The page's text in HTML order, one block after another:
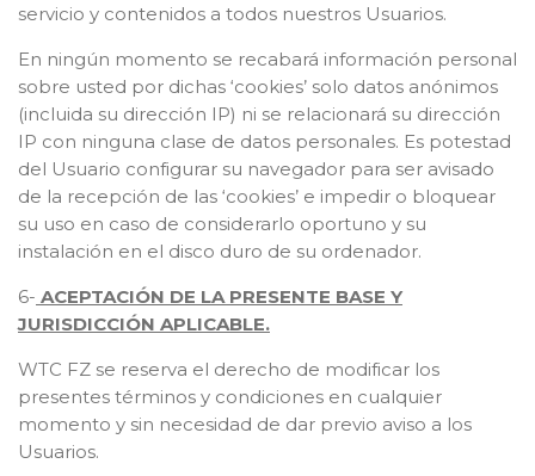
servicio y contenidos a todos nuestros Usuarios.
En ningún momento se recabará información personal
sobre usted por dichas ‘cookies’ solo datos anónimos
(incluida su dirección IP) ni se relacionará su dirección
IP con ninguna clase de datos personales. Es potestad
del Usuario configurar su navegador para ser avisado
de la recepción de las ‘cookies’ e impedir o bloquear
su uso en caso de considerarlo oportuno y su
instalación en el disco duro de su ordenador.
6- ACEPTACIÓN DE LA PRESENTE BASE Y
JURISDICCIÓN APLICABLE.
WTC FZ se reserva el derecho de modificar los
presentes términos y condiciones en cualquier
momento y sin necesidad de dar previo aviso a los
Usuarios.